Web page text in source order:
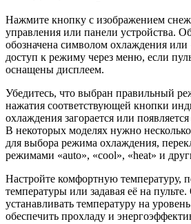
Нажмите кнопку с изображением
управления или панели устройства.
обозначена символом охлаждения
доступ к режиму через меню, если
оснащены дисплеем.
Убедитесь, что выбран правильный
нажатия соответствующей кнопки
охлаждения загорается или
В некоторых моделях нужно
для выбора режима охлаждения,
режимами «auto», «cool», «heat» и
Настройте комфортную температуру,
температуры или задавая её на
устанавливать температуру на
обеспечить прохладу и